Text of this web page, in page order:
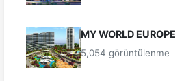
MY WORLD EUROPE
5,054 görüntülenme